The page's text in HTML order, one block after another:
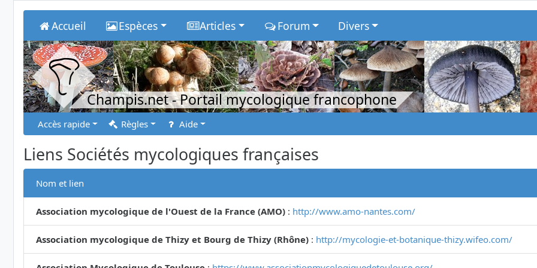
Accueil Espèces Articles Forum Divers
Champis.net- Portail mycologique francophone
Accès rapide Règles Aide
Liens Sociétés mycologiques françaises
Nom et lien
Association mycologique de l'Ouest de la France (AMO) : http://www.amo-nantes.com/
Association mycologique de Thizy et Bourg de Thizy (Rhône) : http://mycologie-et-botanique-thizy.wifeo.com/